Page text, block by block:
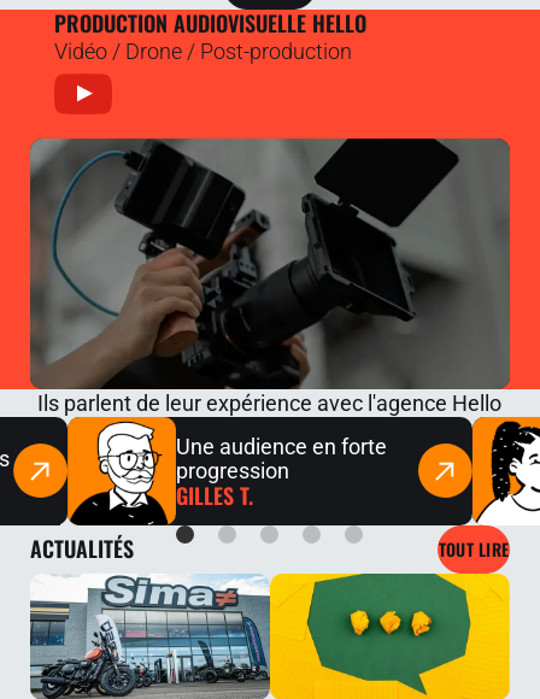
PRODUCTION AUDIOVISUELLE HELLO
Vidéo / Drone / Post-production
Ils parlent de leur expérience avec l'agence Hello
Une audience en forte
progression
GILLES T.
ACTUALITÉS TOUT LIRE